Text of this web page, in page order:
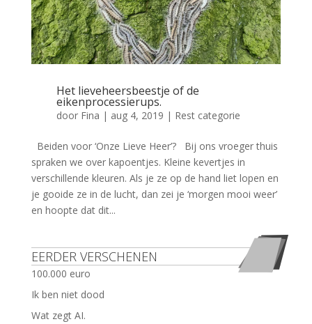
Het lieveheersbeestje of de
eikenprocessierups.
door Fina | aug 4, 2019 | Rest categorie
Beiden voor ‘Onze Lieve Heer’? Bij ons vroeger thuis
spraken we over kapoentjes. Kleine kevertjes in
verschillende kleuren. Als je ze op de hand liet lopen en
je gooide ze in de lucht, dan zei je ‘morgen mooi weer’
en hoopte dat dit...
EERDER VERSCHENEN
100.000 euro
Ik ben niet dood
Wat zegt AI.